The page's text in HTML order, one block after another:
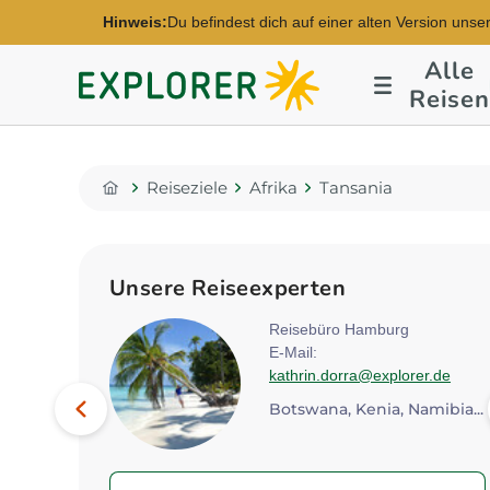
Hinweis:Du befindest dich auf einer alten Version
Explorer
Fernreisen
Alle
Reisen
Home
Reiseziele Afrika Tansania
Unsere Reiseexperten
Kenia, Südafrika, Tansania...
Reisebüro Hamburg
E-Mail:
kathrin.dorra@explorer.de
Botswana, Kenia, Namibia...